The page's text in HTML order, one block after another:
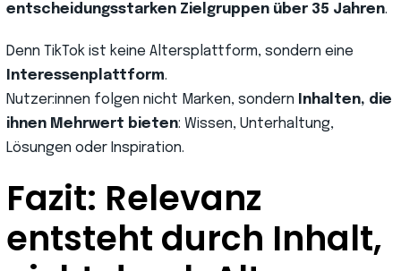
entscheidungsstarken Zielgruppen über 35 Jahren.
Denn TikTok ist keine Altersplattform, sondern eine
Interessenplattform.
Nutzer:innen folgen nicht Marken, sondern
Inhalten, die
ihnen Mehrwert bieten: Wissen, Unterhaltung,
Lösungen oder Inspiration.
Fazit: Relevanz
entsteht durch Inhalt,